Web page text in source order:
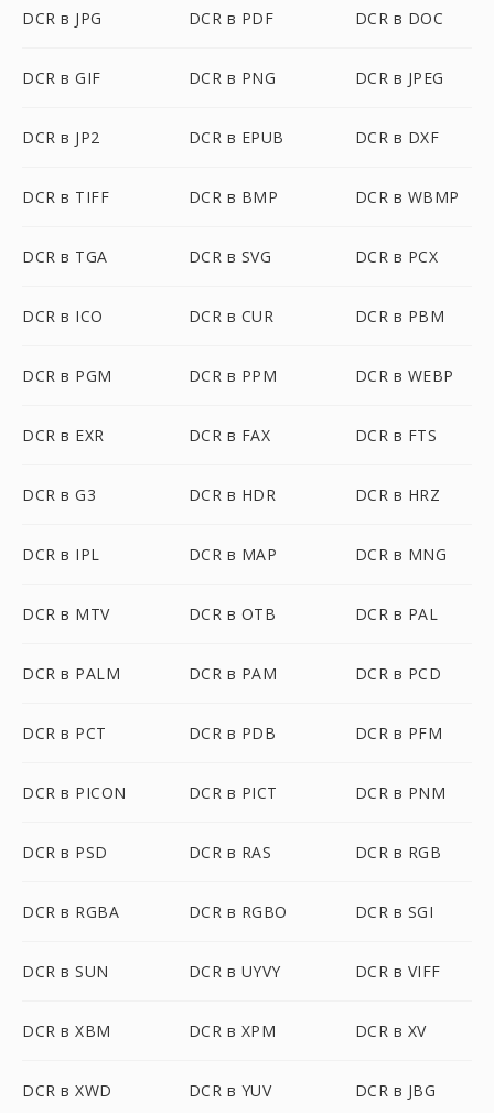
DCR в JPG DCR в PDF DCR в DOC
DCR в GIF DCR в PNG DCR в JPEG
DCR в JP2 DCR в EPUB DCR в DXF
DCR в TIFF DCR в BMP DCR в WBMP
DCR в TGA DCR в SVG DCR в PCX
DCR в ICO DCR в CUR DCR в PBM
DCR в PGM DCR в PPM DCR в WEBP
DCR в EXR DCR в FAX DCR в FTS
DCR в G3 DCR в HDR DCR в HRZ
DCR в IPL DCR в MAP DCR в MNG
DCR в MTV DCR в OTB DCR в PAL
DCR в PALM DCR в PAM DCR в PCD
DCR в PCT DCR в PDB DCR в PFM
DCR в PICON DCR в PICT DCR в PNM
DCR в PSD DCR в RAS DCR в RGB
DCR в RGBA DCR в RGBO DCR в SGI
DCR в SUN DCR в UYVY DCR в VIFF
DCR в XBM DCR в XPM DCR в XV
DCR в XWD DCR в YUV DCR в JBG